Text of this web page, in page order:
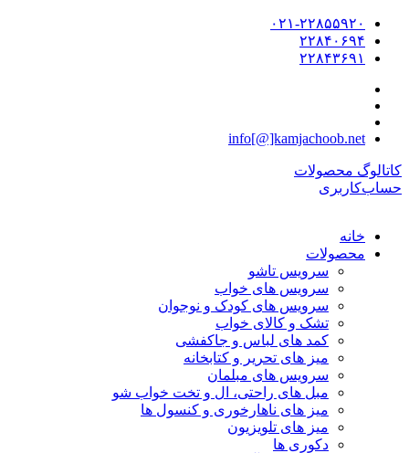
۰۲۱-۲۲۸۵۵۹۲۰
۲۲۸۴۰۶۹۴
۲۲۸۴۳۶۹۱
info[@]kamjachoob.net
کاتالوگ محصولات
حساب‌کاربری
خانه
محصولات
سرویس تاشو
سرویس های خواب
سرویس های کودک و نوجوان
تشک و کالای خواب
کمد های لباس و جاکفشی
میز های تحریر و کتابخانه
سرویس های مبلمان
مبل های راحتی، ال و تخت خواب شو
میز های ناهارخوری و کنسول ها
میز های تلویزیون
دکوری ها